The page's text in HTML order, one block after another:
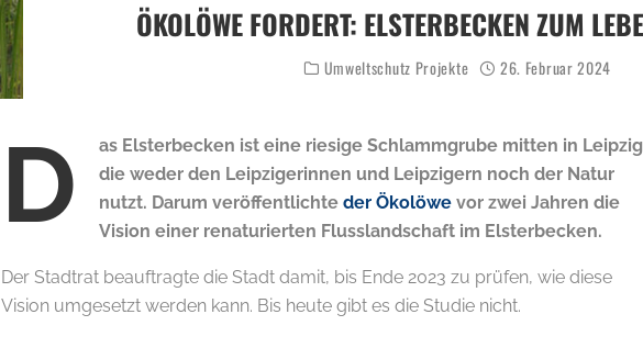
ÖKOLÖWE FORDERT: ELSTERBECKEN ZUM
Umweltschutz Projekte 26. Februar 2024
D
as Elsterbecken ist eine riesige Schlammgrube mitten in
die weder den Leipzigerinnen und Leipzigern noch der Natur
nutzt. Darum veröffentlichte der Ökolöwe vor zwei Jahren die
Vision einer renaturierten Flusslandschaft im Elsterbecken.
Der Stadtrat beauftragte die Stadt damit, bis Ende 2023 zu prüfen, wie diese
Vision umgesetzt werden kann. Bis heute gibt es die Studie nicht.